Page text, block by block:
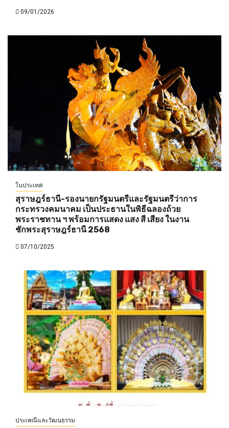
09/01/2026
ในประเทศ
สุราษฎร์ธานี-รองนายกรัฐมนตรีและรัฐมนตรีว่าการ
กระทรวงคมนาคม เป็นประธานในพิธีฉลองถ้วย
พระราชทาน ฯ พร้อมการแสดง แสง สี เสียง ในงาน
ชักพระสุราษฎร์ธานี 2568
07/10/2025
ประเพณีและวัฒนธรรม